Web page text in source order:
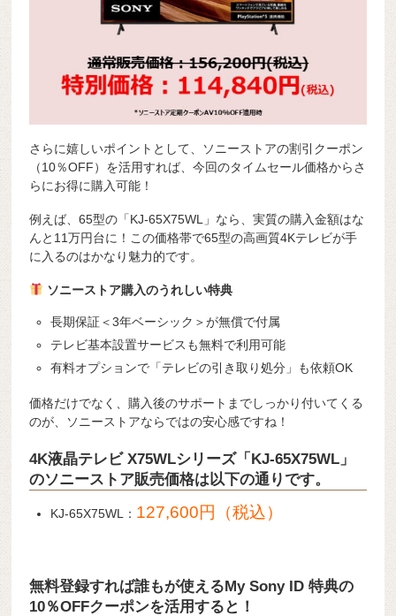
さらに嬉しいポイントとして、ソニーストアの割引クーポン
（10％OFF）を活用すれば、今回のタイムセール価格からさ
らにお得に購入可能！
例えば、65型の「KJ-65X75WL」なら、実質の購入金額はな
んと11万円台に！この価格帯で65型の高画質4Kテレビが手
に入るのはかなり魅力的です。
ソニーストア購入のうれしい特典
長期保証＜3年ベーシック＞が無償で付属
テレビ基本設置サービスも無料で利用可能
有料オプションで「テレビの引き取り処分」も依頼OK
価格だけでなく、購入後のサポートまでしっかり付いてくる
のが、ソニーストアならではの安心感ですね！
4K液晶テレビ X75WLシリーズ「KJ-65X75WL」
のソニーストア販売価格は以下の通りです。
KJ-65X75WL： 127,600円（税込）
無料登録すれば誰もが使えるMy Sony ID 特典の
10％OFFクーポンを活用すると！